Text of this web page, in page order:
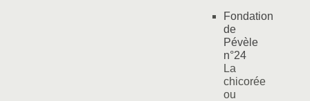
Fondation
de
Pévèle
n°24
La
chicorée
ou